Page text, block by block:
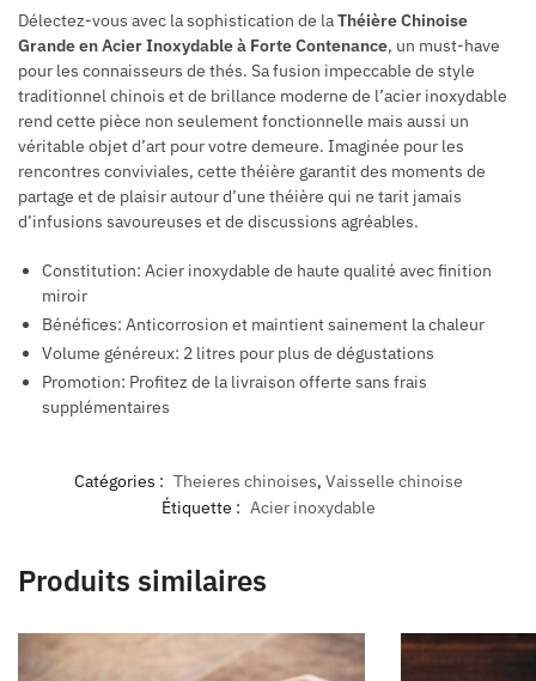
Délectez-vous avec la sophistication de laThéière Chinoise
Grande en Acier Inoxydable à Forte Contenance, un must-have
pour les connaisseurs de thés. Sa fusion impeccable de style
traditionnel chinois et de brillance moderne de l’acier inoxydable
rend cette pièce non seulement fonctionnelle mais aussi un
véritable objet d’art pour votre demeure. Imaginée pour les
rencontres conviviales, cette théière garantit des moments de
partage et de plaisir autour d’une théière qui ne tarit jamais
d’infusions savoureuses et de discussions agréables.
Constitution: Acier inoxydable de haute qualité avec finition
miroir
Bénéfices: Anticorrosion et maintient sainement la chaleur
Volume généreux: 2 litres pour plus de dégustations
Promotion: Profitez de la livraison offerte sans frais
supplémentaires
Catégories : Theieres chinoises, Vaisselle chinoise
Étiquette : Acier inoxydable
Produits similaires